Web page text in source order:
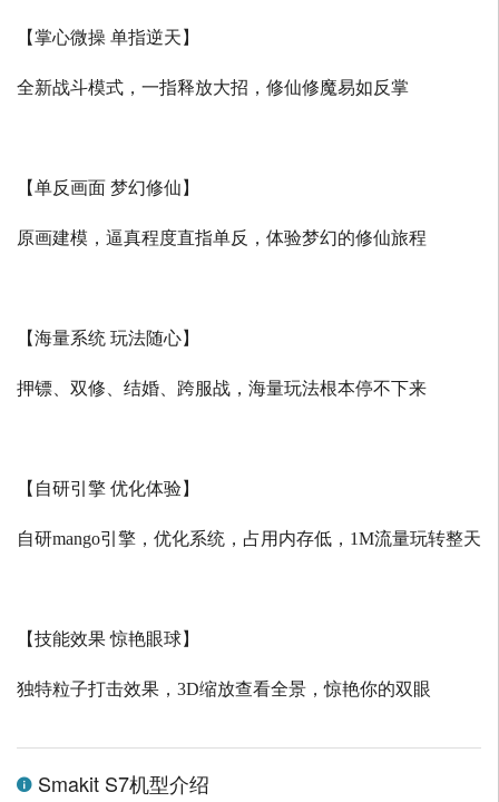
【掌心微操 单指逆天】
全新战斗模式，一指释放大招，修仙修魔易如反掌
【单反画面 梦幻修仙】
原画建模，逼真程度直指单反，体验梦幻的修仙旅程
【海量系统 玩法随心】
押镖、双修、结婚、跨服战，海量玩法根本停不下来
【自研引擎 优化体验】
自研mango引擎，优化系统，占用内存低， 1M流量玩转整天
【技能效果 惊艳眼球】
独特粒子打击效果， 3D缩放查看全景，惊艳你的双眼
Smakit S7机型介绍